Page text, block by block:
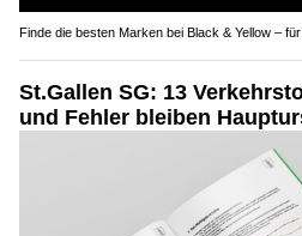
Finde die besten Marken bei Black & Yellow –
St.Gallen SG: 13
und Fehler bleiben